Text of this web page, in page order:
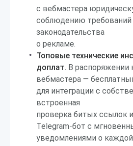
с вебмастера
соблюдению требований
законодательства
о рекламе.
Топовые технические
доплат. В распоряжении
вебмастера —
для интеграции с
встроенная
проверка битых ссылок
Telegram-бот с
уведомлениями о